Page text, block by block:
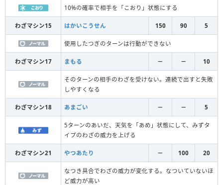
10%の確率で相手を「こおり」状態にする
わざマシン15 はかいこうせん 150 90 5
使用したつぎのターンは行動ができない
わざマシン17 まもる － － 10
そのターンの相手のわざを受けない。連続で出すと失敗
しやすくなる
わざマシン18 あまごい － － 5
5ターンのあいだ、天気を「あめ」状態にして、みずタ
イプのわざの威力を上げる
わざマシン21 やつあたり － 100 20
なつき具合でわざの威力が変化する。なついていないほ
ど威力が高い